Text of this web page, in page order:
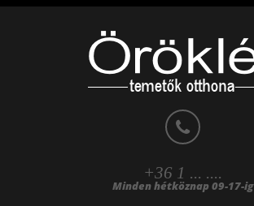
+36 1 ... ....
Minden hétköznap 09-17-ig